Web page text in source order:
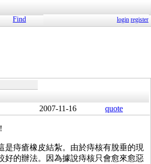
Find login register
2007-11-16 quote
是痔瘡橡皮結紮。由於痔核有脫垂的現
好的辦法。因為據說痔核只會愈來愈惡